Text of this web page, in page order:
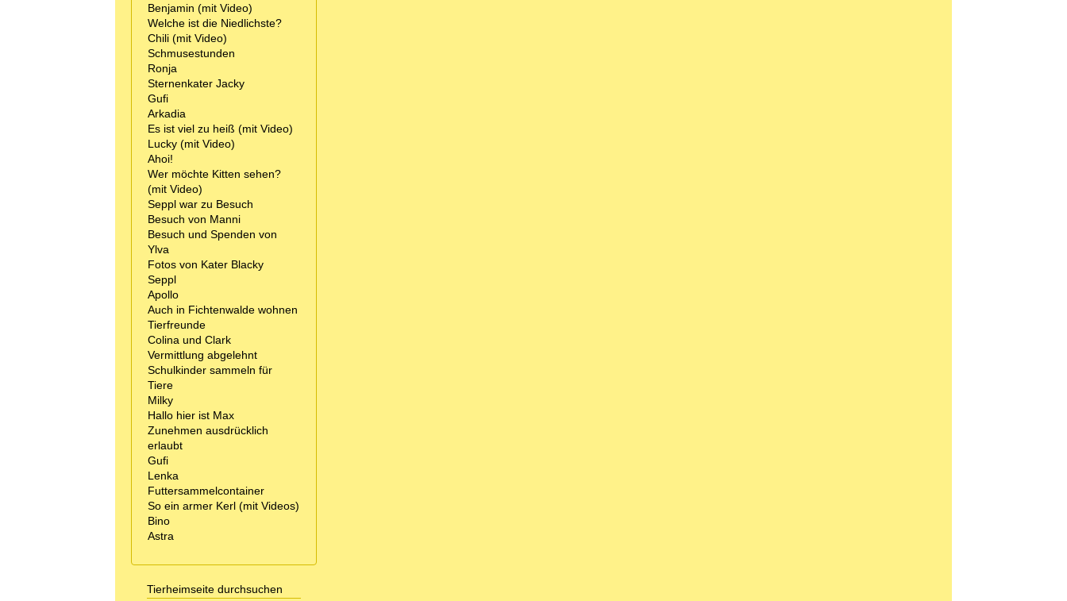
Benjamin (mit Video)
Welche ist die Niedlichste?
Chili (mit Video)
Schmusestunden
Ronja
Sternenkater Jacky
Gufi
Arkadia
Es ist viel zu heiß (mit Video)
Lucky (mit Video)
Ahoi!
Wer möchte Kitten sehen?
(mit Video)
Seppl war zu Besuch
Besuch von Manni
Besuch und Spenden von
Ylva
Fotos von Kater Blacky
Seppl
Apollo
Auch in Fichtenwalde wohnen
Tierfreunde
Colina und Clark
Vermittlung abgelehnt
Schulkinder sammeln für
Tiere
Milky
Hallo hier ist Max
Zunehmen ausdrücklich
erlaubt
Gufi
Lenka
Futtersammelcontainer
So ein armer Kerl (mit Videos)
Bino
Astra
Tierheimseite durchsuchen